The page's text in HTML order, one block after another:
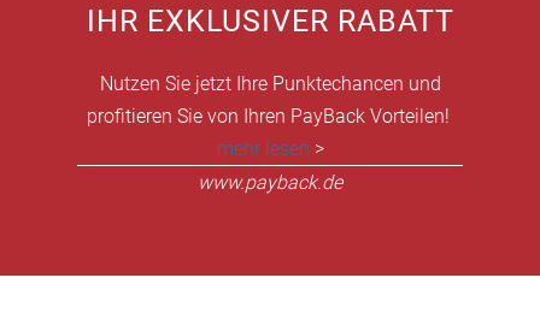
IHR EXKLUSIVER RABATT
Nutzen Sie jetzt Ihre Punktechancen und
profitieren Sie von Ihren PayBack Vorteilen!
mehr lesen >
www.payback.de